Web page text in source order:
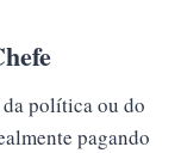
política ou do
pagando